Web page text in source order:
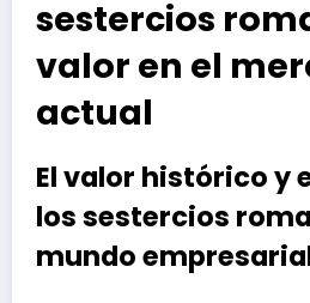
sestercios
valor en el
actual
El valor histórico y
los sestercios
mundo